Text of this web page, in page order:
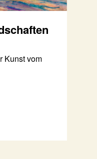
Kunst vom